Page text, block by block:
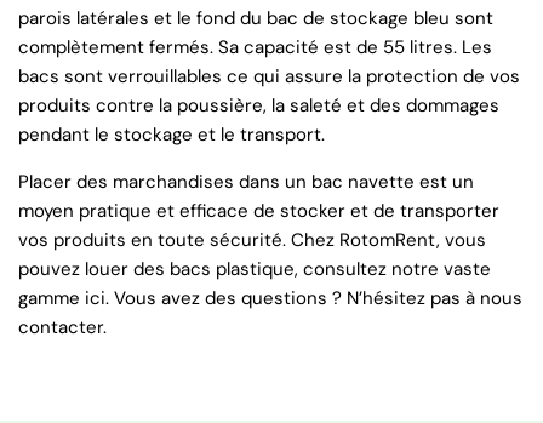
parois latérales et le fond du bac de stockage bleu sont
complètement fermés. Sa capacité est de 55 litres. Les
bacs sont verrouillables ce qui assure la protection de vos
produits contre la poussière, la saleté et des dommages
pendant le stockage et le transport.
Placer des marchandises dans un bac navette est un
moyen pratique et efficace de stocker et de transporter
vos produits en toute sécurité. Chez RotomRent, vous
pouvez louer des bacs plastique, consultez notre vaste
gamme ici. Vous avez des questions ? N’hésitez pas à nous
contacter.